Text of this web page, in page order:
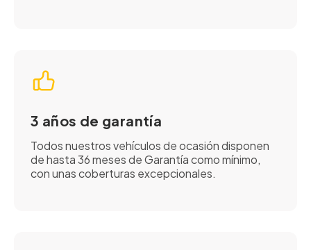
3 años de garantía
Todos nuestros vehículos de ocasión disponen
de hasta 36 meses de Garantía como mínimo,
con unas coberturas excepcionales.